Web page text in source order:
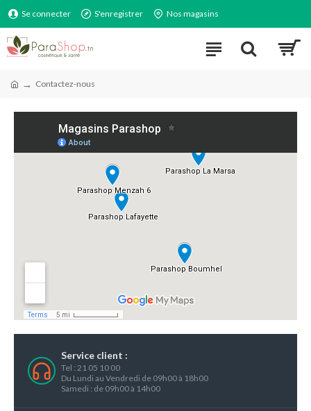
Se connecter S'enregistrer Nos magasins
Contactez-nous
Service client :
Tel : 21 05 10 00
Du Lundi au Vendredi de 09h00 à 18h00
Samedi : de 09h00 à 14h00